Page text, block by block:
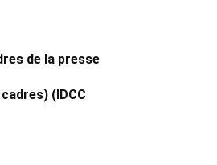
de la presse
(IDCC